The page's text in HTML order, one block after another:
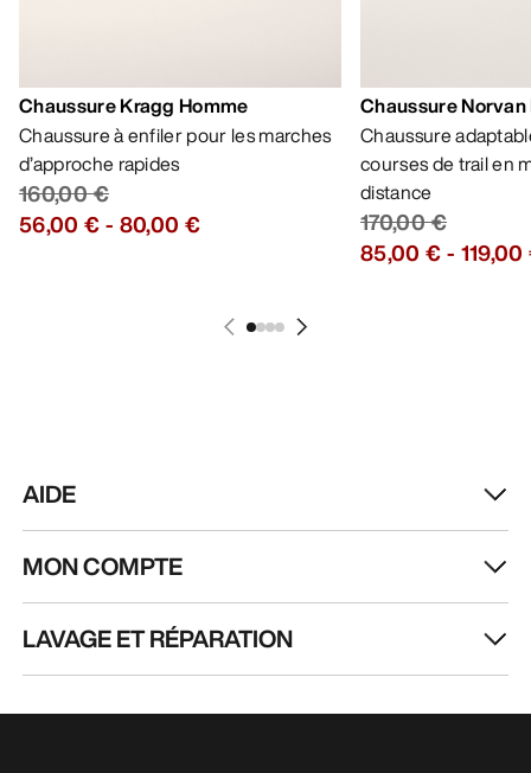
Chaussure Kragg Homme
Chaussure à enfiler pour les marches
d’approche rapides
160,00 €
56,00 €- 80,00 €
Chaussure
Chaussure
courses de trail en
distance
170,00 €
85,00 €-
AIDE
MON COMPTE
LAVAGE ET RÉPARATION